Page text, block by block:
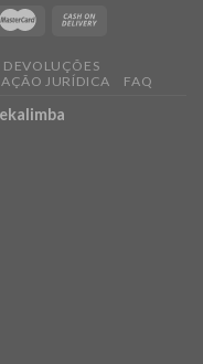
DEVOLUÇÕES
JURÍDICA FAQ